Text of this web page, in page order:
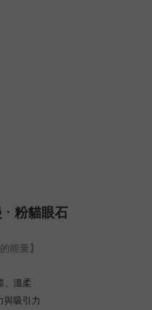
· 粉貓眼石
能量】
、溫柔
與吸引力